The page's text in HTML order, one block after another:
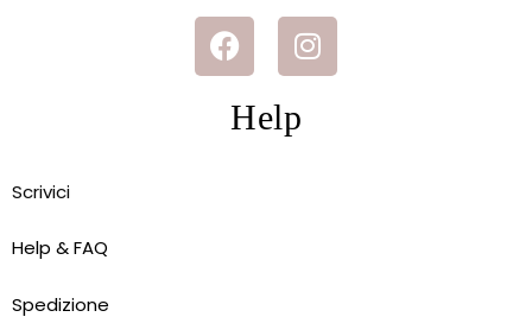
Help
Scrivici
Help & FAQ
Spedizione